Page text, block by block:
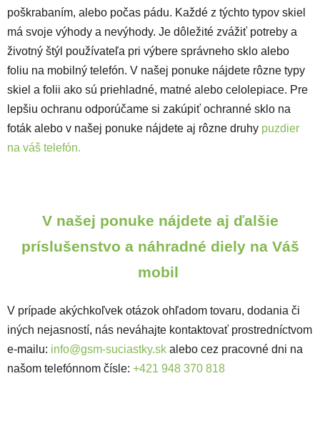
poškrabaním, alebo počas pádu. Každé z týchto typov skiel
má svoje výhody a nevýhody. Je dôležité zvážiť potreby a
životný štýl používateľa pri výbere správneho sklo alebo
foliu na mobilný telefón. V našej ponuke nájdete rôzne typy
skiel a folii ako sú priehladné, matné alebo celolepiace. Pre
lepšiu ochranu odporúčame si zakúpiť ochranné sklo na
foták alebo v našej ponuke nájdete aj rôzne druhy puzdier
na váš telefón.
V našej ponuke nájdete aj ďalšie
príslušenstvo a náhradné diely na Váš
mobil
V prípade akýchkoľvek otázok ohľadom tovaru, dodania či
iných nejasností, nás neváhajte kontaktovať prostredníctvom
e-mailu: info@gsm-suciastky.sk alebo cez pracovné dni na
našom telefónnom čísle: +421 948 370 818